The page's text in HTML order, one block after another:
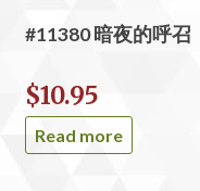
#11380 暗夜的呼召
$10.95
Read more